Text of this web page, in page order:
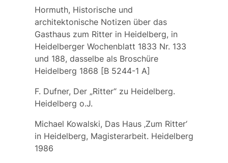
Hormuth, Historische und
architektonische Notizen über das
Gasthaus zum Ritter in Heidelberg, in
Heidelberger Wochenblatt 1833 Nr. 133
und 188, dasselbe als Broschüre
Heidelberg 1868 [B 5244-1 A]
F. Dufner, Der „Ritter“ zu Heidelberg.
Heidelberg o.J.
Michael Kowalski, Das Haus ‚Zum Ritter‘
in Heidelberg, Magisterarbeit. Heidelberg
1986